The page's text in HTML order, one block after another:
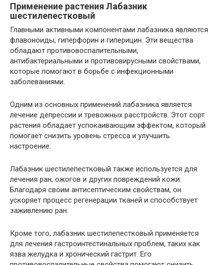
Применение растения Лабазник
шестилепестковый
Главными активными компонентами лабазника являются
флавоноиды, гиперфорин и гиперицин. Эти вещества
обладают противовоспалительными,
антибактериальными и противовирусными свойствами,
которые помогают в борьбе с инфекционными
заболеваниями.
Одним из основных применений лабазника является
лечение депрессии и тревожных расстройств. Этот сорт
растения обладает успокаивающим эффектом, который
помогает снизить уровень стресса и улучшить
настроение.
Лабазник шестилепестковый также используется для
лечения ран, ожогов и других повреждений кожи.
Благодаря своим антисептическим свойствам, он
ускоряет процесс регенерации тканей и способствует
заживлению ран.
Кроме того, лабазник шестилепестковый применяется
для лечения гастроинтестинальных проблем, таких как
язва желудка и хронический гастрит. Его